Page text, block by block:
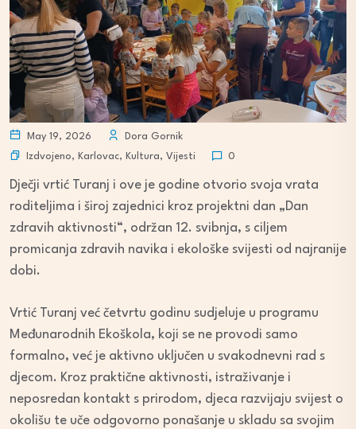
May 19, 2026
Dora Gornik
Izdvojeno, Karlovac, Kultura, Vijesti 0
Dječji vrtić Turanj i ove je godine otvorio svoja vrata
roditeljima i široj zajednici kroz projektni dan „Dan
zdravih aktivnosti“, održan 12. svibnja, s ciljem
promicanja zdravih navika i ekološke svijesti od najranije
dobi.
Vrtić Turanj već četvrtu godinu sudjeluje u programu
Međunarodnih Ekoškola, koji se ne provodi samo
formalno, već je aktivno uključen u svakodnevni rad s
djecom. Kroz praktične aktivnosti, istraživanje i
neposredan kontakt s prirodom, djeca razvijaju svijest o
okolišu te uče odgovorno ponašanje u skladu sa svojim